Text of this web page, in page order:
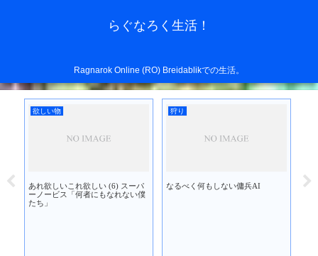
らぐなろく生活！
Ragnarok Online (RO) Breidablikでの生活。
欲しい物
あれ欲しいこれ欲しい (6) スーパ
ーノービス「何者にもなれない僕
たち」
狩り
なるべく何もしない傭兵AI
あ